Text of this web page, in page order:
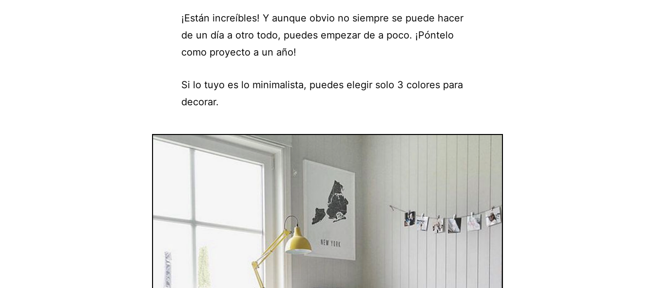
¡Están increíbles! Y aunque obvio no siempre se puede hacer
de un día a otro todo, puedes empezar de a poco. ¡Póntelo
como proyecto a un año!
Si lo tuyo es lo minimalista, puedes elegir solo 3 colores para
decorar.